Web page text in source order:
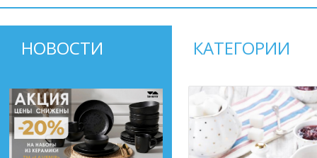
НОВОСТИ КАТЕГОРИИ